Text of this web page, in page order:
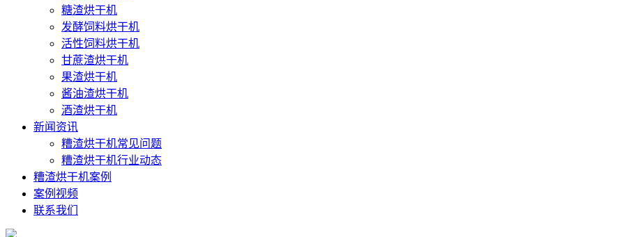
糖渣烘干机
发酵饲料烘干机
活性饲料烘干机
甘蔗渣烘干机
果渣烘干机
酱油渣烘干机
酒渣烘干机
新闻资讯
糟渣烘干机常见问题
糟渣烘干机行业动态
糟渣烘干机案例
案例视频
联系我们